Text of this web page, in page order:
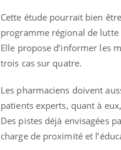
Cette étude pourrait bien
programme régional de
Elle propose d’informer les
trois cas sur quatre.
Les pharmaciens doivent
patients experts, quant à
Des pistes déjà envisagées
charge de proximité et